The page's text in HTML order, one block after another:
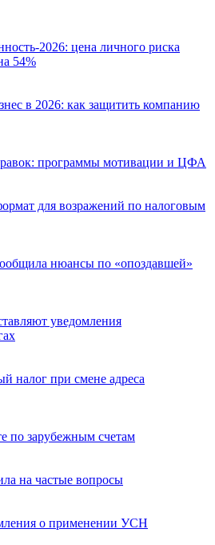
2026: цена личного риска
54%
в 2026: как защитить компанию
программы мотивации и ЦФА
для возражений по налоговым
нюансы по «опоздавшей»
уведомления
налог при смене адреса
по зарубежным счетам
на частые вопросы
о применении УСН